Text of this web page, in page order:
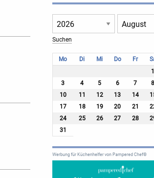
Mo Di Mi Do Fr
1
3
4 5 6 7 8
10
11 12 13 14
17
18 19 20 21
24
25 26 27 28
31
Werbung für Küchenhelfer von Pampered Chef®